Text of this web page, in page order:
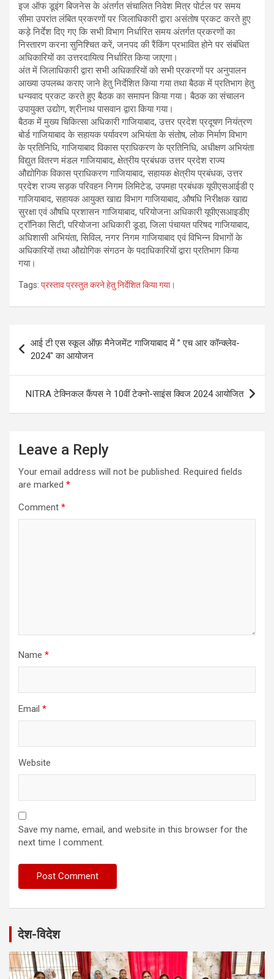
इज ऑफ डूइंग बिजनेस के अंतर्गत संचालित निवेश मित्र पोर्टल पर समय
सीमा उपरांत लंबित प्रकरणों पर जिलाधिकारी द्वारा असंतोष प्रकट करते हुए
कड़े निर्देश दिए गए कि सभी विभाग निर्धारित समय अंतर्गत प्रकरणों का
निस्तारण करना सुनिश्चित करें, जनपद की रैंकिंग प्रभावित होने पर संबंधित
अधिकारियों का उत्तरदायित्व निर्धारित किया जाएगा।
अंत में जिलाधिकारी द्वारा सभी अधिकारियों को सभी प्रकरणों पर अनुपालन
आख्या उपलब्ध कराए जाने हेतु निर्देशित किया गया तथा बैठक में प्रतिभाग हेतु
धन्यवाद प्रकट करते हुए बैठक का समापन किया गया। बैठक का संचालन
उपायुक्त उद्योग, श्रीनाथ पासवान द्वारा किया गया।
बैठक में मुख्य चिकित्सा अधिकारी गाजियाबाद, उत्तर प्रदेश प्रदूषण नियंत्रण
बोर्ड गाजियाबाद के सहायक पर्यावरण अभियंता के संतोष, लोक निर्माण विभाग
के प्रतिनिधि, गाजियाबाद विकास प्राधिकरण के प्रतिनिधि, अधीक्षण अभियंता
विद्युत वितरण मंडल गाजियाबाद, क्षेत्रीय प्रबंधक उत्तर प्रदेश राज्य
औद्योगिक विकास प्राधिकरण गाजियाबाद, सहायक क्षेत्रीय प्रबंधक, उत्तर
प्रदेश राज्य सड़क परिवहन निगम लिमिटेड, उपमहा प्रबंधक यूपीएसआईडी ए
गाजियाबाद, सहायक आयुक्त खाद्य विभाग गाजियाबाद, औषधि निरीक्षक खाद्य
सुरक्षा एवं औषधि प्रशासन गाजियाबाद, परियोजना अधिकारी यूपीएसआइडीए
ट्रॉनिका सिटी, परियोजना अधिकारी डूडा, जिला पंचायत परिषद गाजियाबाद,
अधिशासी अभियंता, सिविल, नगर निगम गाजियाबाद एवं विभिन्न विभागों के
अधिकारियों तथा औद्योगिक संगठन के पदाधिकारियों द्वारा प्रतिभाग किया
गया।
Tags: प्रस्ताव प्रस्तुत करने हेतु निर्देशित किया गया।
navigation
आई टी एस स्कूल ऑफ़ मैनेजमेंट गाजियाबाद में ” एच आर कॉन्क्लेव-
2024″ का आयोजन
NITRA टेक्निकल कैंपस ने 10वीं टेक्नो-साइंस क्विज 2024 आयोजित
Leave a Reply
Your email address will not be published. Required fields
are marked *
Comment *
Name *
Email *
Website
Save my name, email, and website in this browser for the
next time I comment.
देश-विदेश